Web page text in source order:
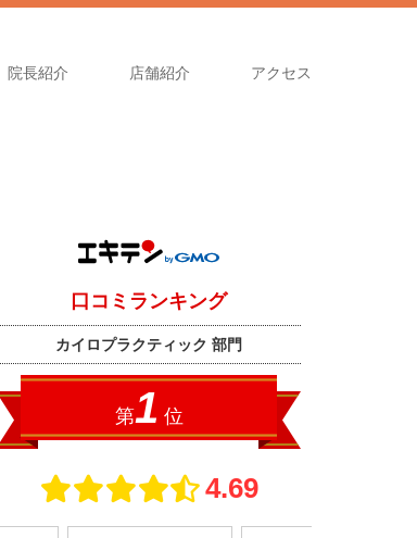
院長紹介 店舗紹介 アクセス